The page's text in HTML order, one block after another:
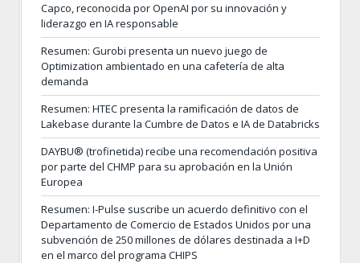
Capco, reconocida por OpenAI por su innovación y
liderazgo en IA responsable
Resumen: Gurobi presenta un nuevo juego de
Optimization ambientado en una cafetería de alta
demanda
Resumen: HTEC presenta la ramificación de datos de
Lakebase durante la Cumbre de Datos e IA de Databricks
DAYBU® (trofinetida) recibe una recomendación positiva
por parte del CHMP para su aprobación en la Unión
Europea
Resumen: I-Pulse suscribe un acuerdo definitivo con el
Departamento de Comercio de Estados Unidos por una
subvención de 250 millones de dólares destinada a I+D
en el marco del programa CHIPS